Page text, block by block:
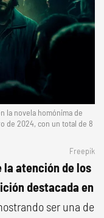
la novela homónima de
de 2024, con un total de 8
Freepik
la atención de los
destacada en
ser una de